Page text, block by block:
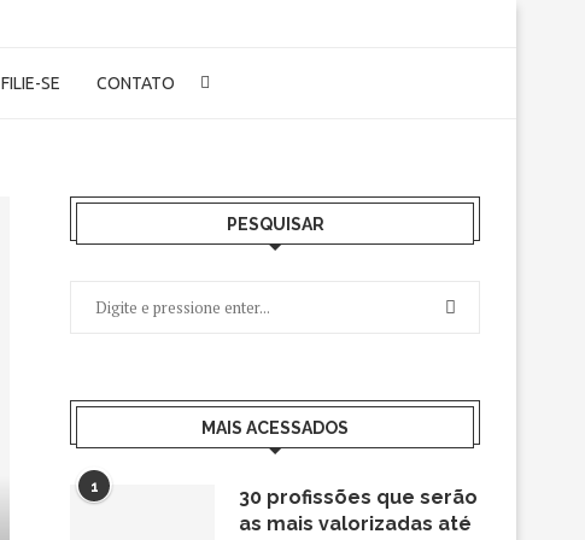
FILIE-SE CONTATO
PESQUISAR
MAIS ACESSADOS
1
30 profissões que serão
as mais valorizadas até